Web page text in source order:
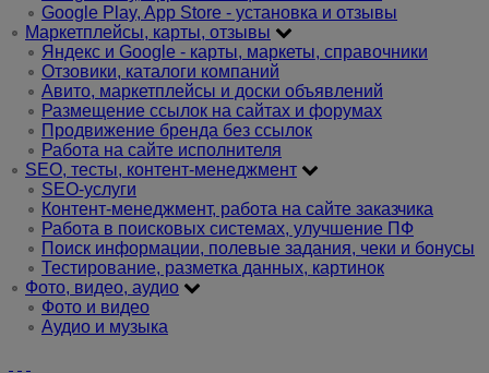
Google Play, App Store - установка и отзывы
Маркетплейсы, карты, отзывы
Яндекс и Google - карты, маркеты, справочники
Отзовики, каталоги компаний
Авито, маркетплейсы и доски объявлений
Размещение ссылок на сайтах и форумах
Продвижение бренда без ссылок
Работа на сайте исполнителя
SEO, тесты, контент-менеджмент
SEO-услуги
Контент-менеджмент, работа на сайте заказчика
Работа в поисковых системах, улучшение ПФ
Поиск информации, полевые задания, чеки и бонусы
Тестирование, разметка данных, картинок
Фото, видео, аудио
Фото и видео
Аудио и музыка